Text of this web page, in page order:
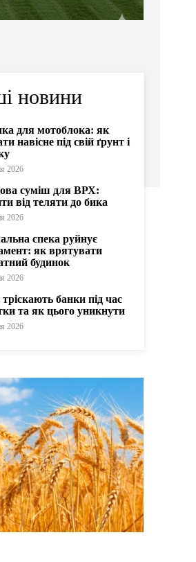
новини
для мотоблока: як
навісне під свій ґрунт і
2026
суміш для ВРХ:
від теляти до бика
2026
спека руйнує
як врятувати
будинок
2026
банки під час
та як цього уникнути
2026